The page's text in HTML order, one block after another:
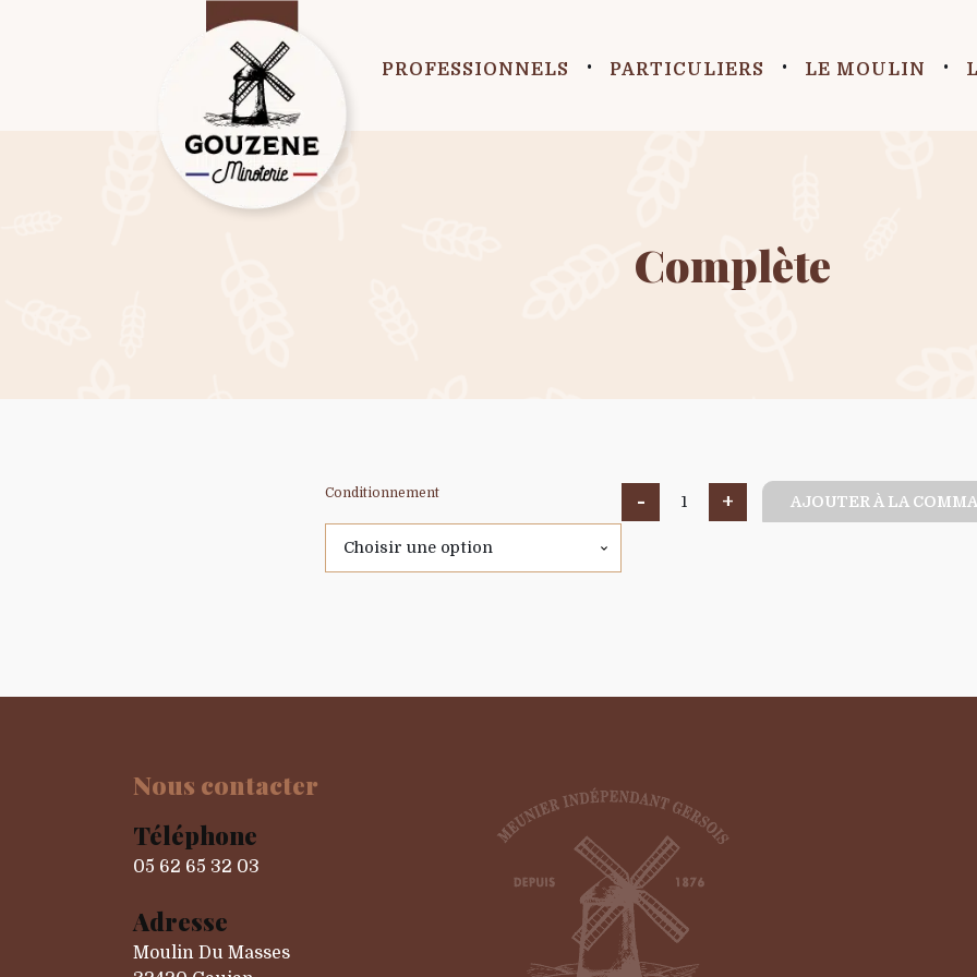
PROFESSIONNELS PARTICULIERS LE MOULIN
Complète
Conditionnement - + AJOUTER À LA
Nous contacter
Téléphone
05 62 65 32 03
Adresse
Moulin Du Masses